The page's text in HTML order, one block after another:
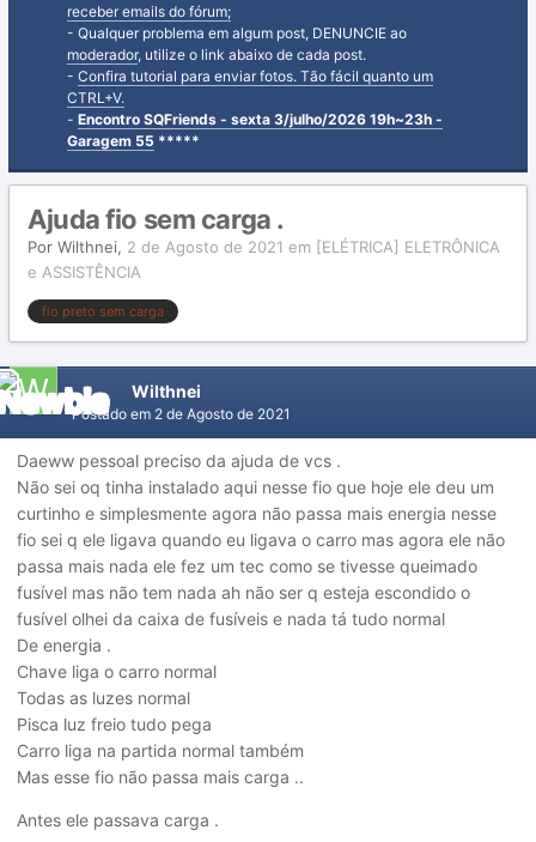
receber emails do fórum;
- Qualquer problema em algum post, DENUNCIE ao
moderador, utilize o link abaixo de cada post.
- Confira tutorial para enviar fotos. Tão fácil quanto um
CTRL+V.
- Encontro SQFriends - sexta 3/julho/2026 19h~23h -
Garagem 55 *****
Ajuda fio sem carga .
Por Wilthnei, 2 de Agosto de 2021 em [ELÉTRICA] ELETRÔNICA
e ASSISTÊNCIA
fio preto sem carga
Wilthnei
Postado em 2 de Agosto de 2021
Daeww pessoal preciso da ajuda de vcs .
Não sei oq tinha instalado aqui nesse fio que hoje ele deu um
curtinho e simplesmente agora não passa mais energia nesse
fio sei q ele ligava quando eu ligava o carro mas agora ele não
passa mais nada ele fez um tec como se tivesse queimado
fusível mas não tem nada ah não ser q esteja escondido o
fusível olhei da caixa de fusíveis e nada tá tudo normal
De energia .
Chave liga o carro normal
Todas as luzes normal
Pisca luz freio tudo pega
Carro liga na partida normal também
Mas esse fio não passa mais carga ..
Antes ele passava carga .